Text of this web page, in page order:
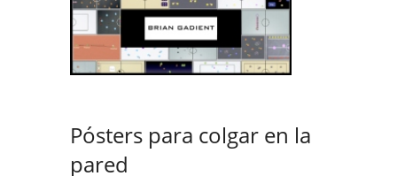
Pósters para colgar en la
pared